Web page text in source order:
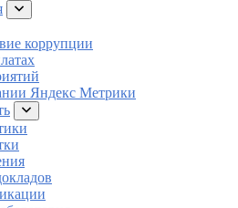
подменю
коррупции
Яндекс Метрики
подменю